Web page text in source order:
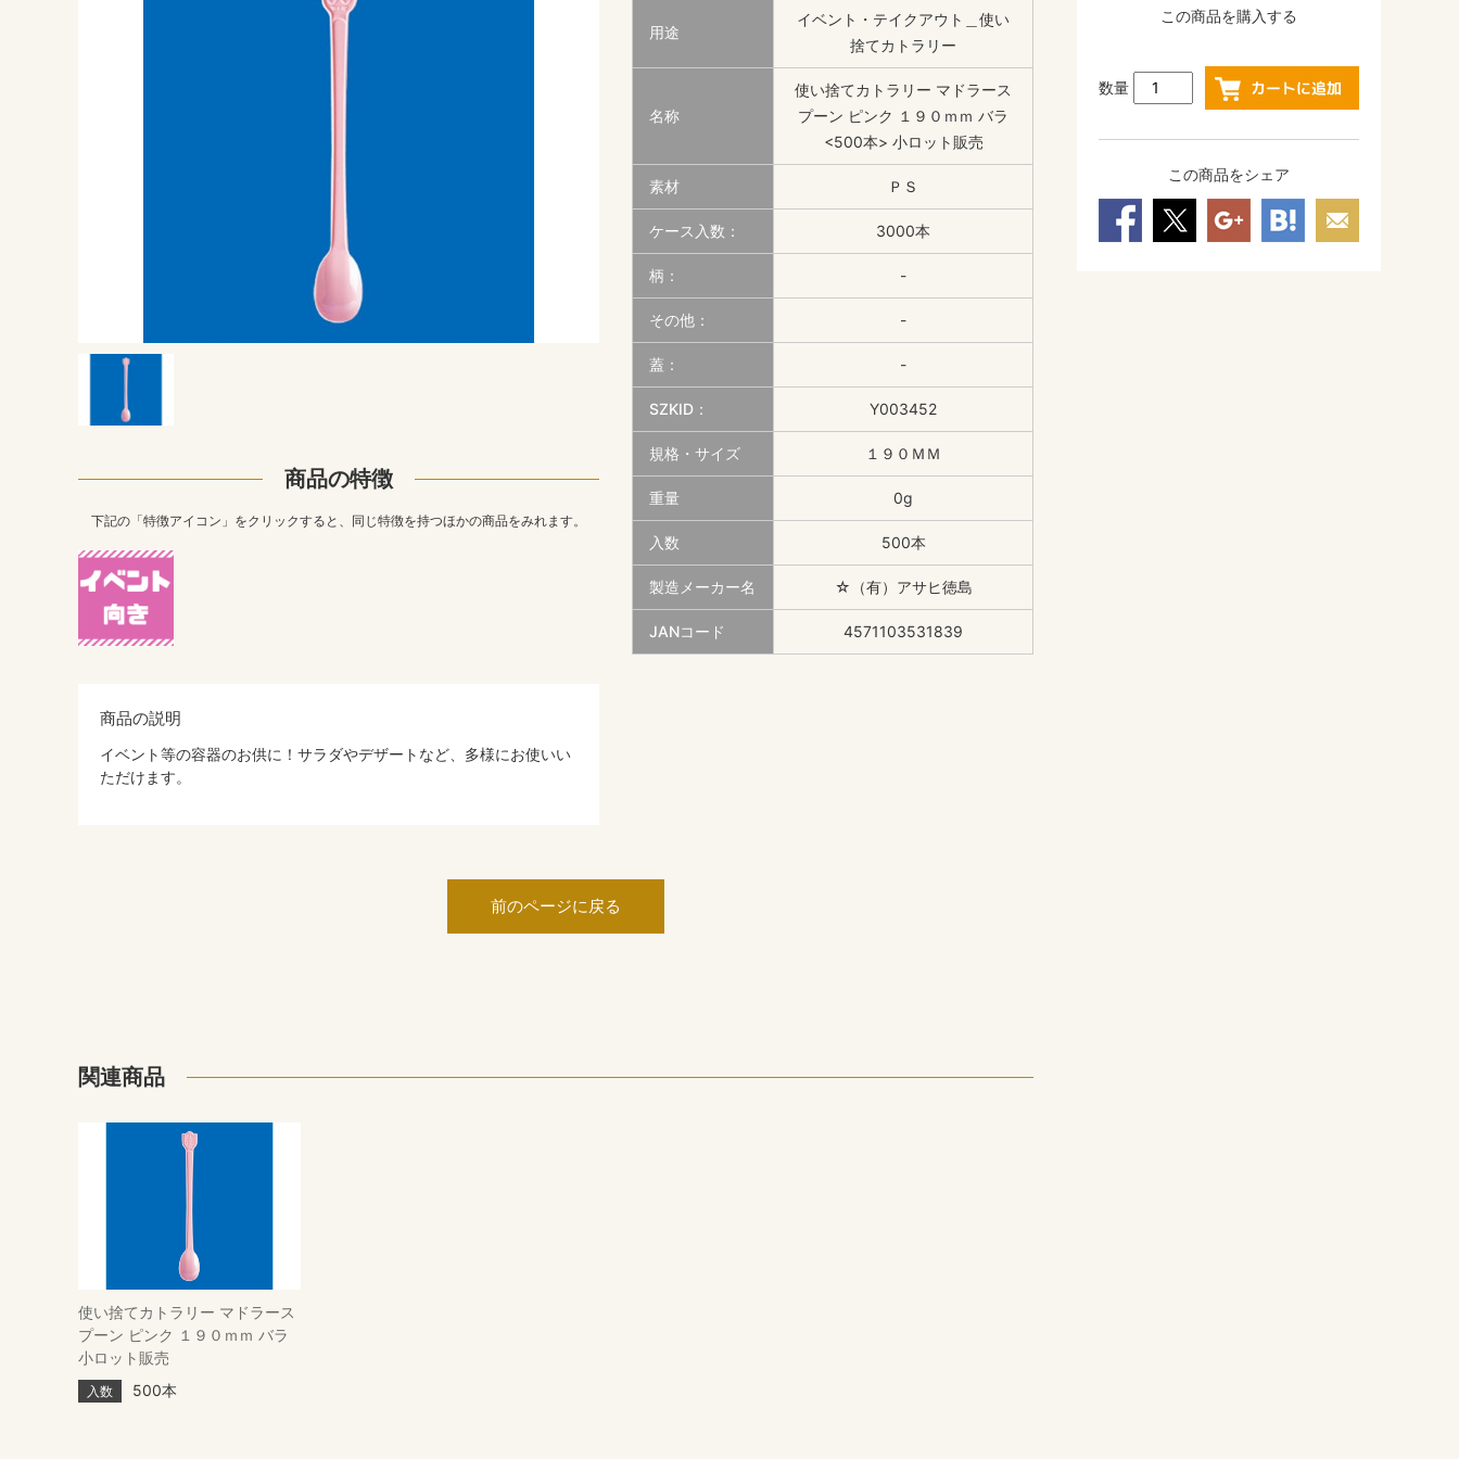
商品の特徴
下記の「特徴アイコン」をクリックすると、同じ特徴を持つほかの商品をみれます。
商品の説明
イベント等の容器のお供に！サラダやデザートなど、多様にお使いい
ただけます。
用途
イベント・テイクアウト＿使い
捨てカトラリー
名称
使い捨てカトラリー マドラース
プーン ピンク １９０ｍｍ バラ
<500本> 小ロット販売
素材 ＰＳ
ケース入数： 3000本
柄： -
その他： -
蓋： -
SZKID： Y003452
規格・サイズ １９０ＭＭ
重量 0g
入数 500本
製造メーカー名 ☆（有）アサヒ徳島
JANコード 4571103531839
前のページに戻る
関連商品
使い捨てカトラリー マドラース
プーン ピンク １９０ｍｍ バラ
小ロット販売
入数 500本
この商品を購入する
数量
この商品をシェア